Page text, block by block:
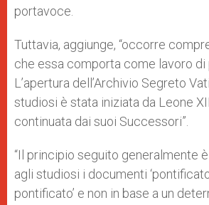
portavoce.
Tuttavia, aggiunge, “occorre
che essa comporta come lavoro di
L’apertura dell’Archivio Segreto
studiosi è stata iniziata da Leone
continuata dai suoi Successori”.
“Il principio seguito generalmente
agli studiosi i documenti
pontificato’ e non in base a un